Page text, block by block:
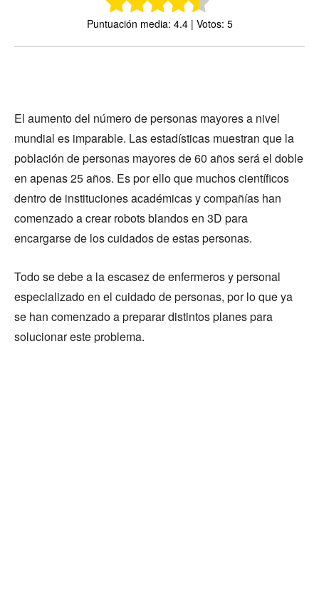
Puntuación media: 4.4 | Votos: 5
El aumento del número de personas mayores a nivel
mundial es imparable. Las estadísticas muestran que la
población de personas mayores de 60 años será el doble
en apenas 25 años. Es por ello que muchos científicos
dentro de instituciones académicas y compañías han
comenzado a crear robots blandos en 3D para
encargarse de los cuidados de estas personas.
Todo se debe a la escasez de enfermeros y personal
especializado en el cuidado de personas, por lo que ya
se han comenzado a preparar distintos planes para
solucionar este problema.